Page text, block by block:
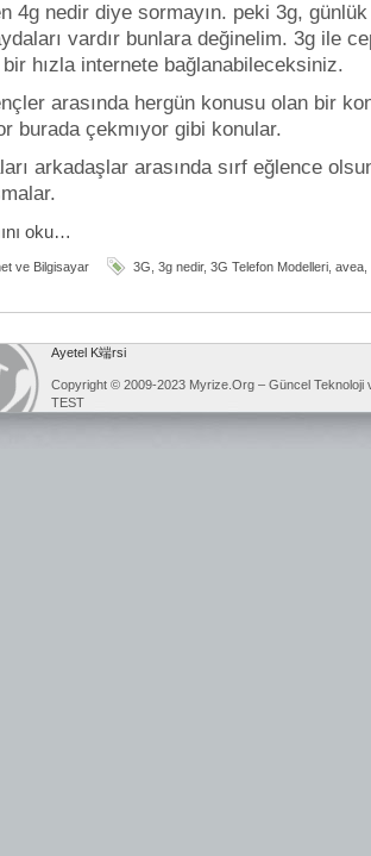
4g nedir diye sormayın. peki 3g,
vardır bunlara değinelim. 3g ile
hızla internete bağlanabileceksiniz.
arasında hergün konusu olan bir
burada çekmıyor gibi konular.
arkadaşlar arasında sırf eğlence
oku…
ve Bilgisayar 3G 3g nedir, 3G Telefon Modelleri avea
Ayetel K端rsi
Copyright © 2009-2023 Myrize.Org – Güncel Teknoloji
TEST